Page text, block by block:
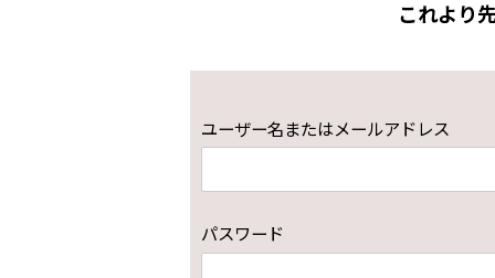
これより
ユーザー名またはメールアドレス
パスワード